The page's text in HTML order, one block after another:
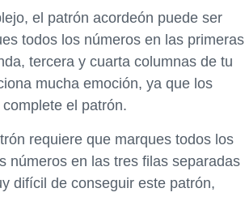
el patrón acordeón puede ser
todos los números en las primeras
tercera y cuarta columnas de tu
mucha emoción, ya que los
el patrón.
requiere que marques todos los
números en las tres filas separadas
difícil de conseguir este patrón,